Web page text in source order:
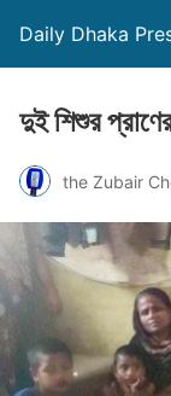
Daily Dhaka
দুই শিশুর
the Zubair